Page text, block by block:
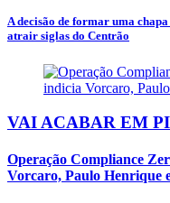
A decisão de formar uma
atrair siglas do Centrão
VAI ACABAR EM
Operação Compliance
Vorcaro, Paulo Henrique